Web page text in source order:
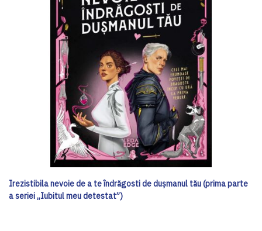
Irezistibila nevoie de a te îndrăgosti de dușmanul tău (prima parte
a seriei „Iubitul meu detestat”)